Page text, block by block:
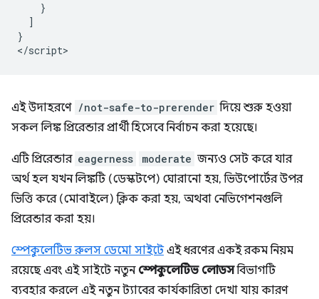
    }
  ]
}
এই উদাহরণে /not-safe-to-prerender দিয়ে শুরু হওয়া
সকল লিঙ্ক প্রিরেন্ডার প্রার্থী হিসেবে নির্বাচন করা হয়েছে।
এটি প্রিরেন্ডার eagerness moderate জন্যও সেট করে যার
অর্থ হল যখন লিঙ্কটি (ডেস্কটপে) ঘোরানো হয়, ভিউপোর্টের উপর
ভিত্তি করে (মোবাইলে) ক্লিক করা হয়, অথবা নেভিগেশনগুলি
প্রিরেন্ডার করা হয়।
স্পেকুলেটিভ রুলস ডেমো সাইটেএই ধরণের একই রকম নিয়ম
রয়েছে এবং এই সাইটে নতুন স্পেকুলেটিভ লোডসবিভাগটি
ব্যবহার করলে এই নতুন ট্যাবের কার্যকারিতা দেখা যায় কারণ